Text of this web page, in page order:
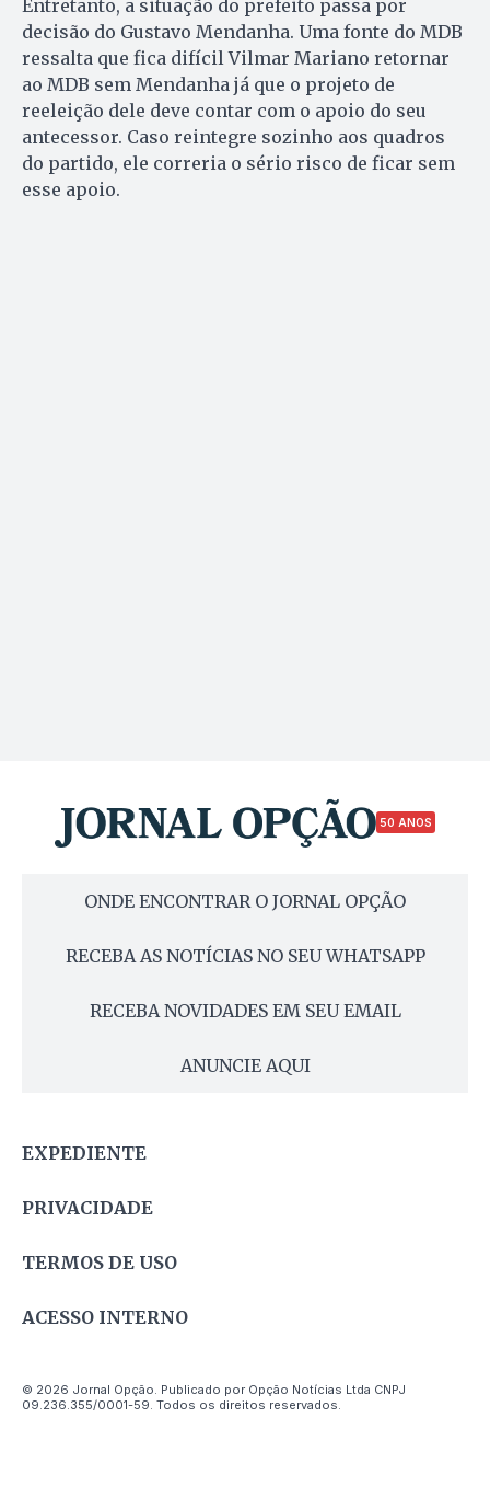
Entretanto, a situação do prefeito passa por
decisão do Gustavo Mendanha. Uma fonte do MDB
ressalta que fica difícil Vilmar Mariano retornar
ao MDB sem Mendanha já que o projeto de
reeleição dele deve contar com o apoio do seu
antecessor. Caso reintegre sozinho aos quadros
do partido, ele correria o sério risco de ficar sem
esse apoio.
50 ANOS
ONDE ENCONTRAR O JORNAL OPÇÃO
RECEBA AS NOTÍCIAS NO SEU WHATSAPP
RECEBA NOVIDADES EM SEU EMAIL
ANUNCIE AQUI
EXPEDIENTE
PRIVACIDADE
TERMOS DE USO
ACESSO INTERNO
© 2026 Jornal Opção. Publicado por Opção Notícias Ltda CNPJ
09.236.355/0001-59. Todos os direitos reservados.